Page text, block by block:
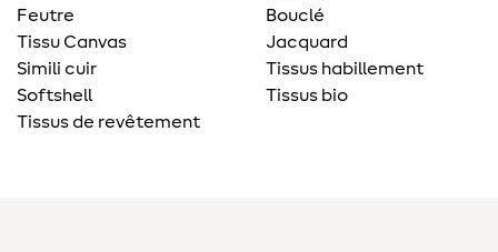
Feutre
Tissu Canvas
Simili cuir
Softshell
Tissus de revêtement
Bouclé
Jacquard
Tissus habillement
Tissus bio